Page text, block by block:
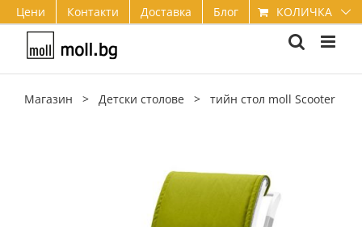
Skip
content
Цени Контакти Доставка Блог КОЛИЧКА
Магазин > Детски столове > тийн стол moll Scooter